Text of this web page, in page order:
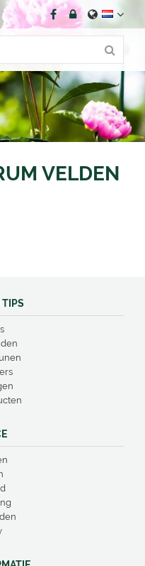
VELDEN
TIPS